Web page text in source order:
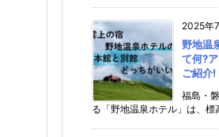
2025年
野地温
て何?
ご紹介!
福島・
る「野地温泉ホテル」は、